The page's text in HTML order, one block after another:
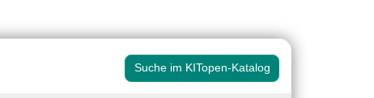
Suche im KITopen-Katalog